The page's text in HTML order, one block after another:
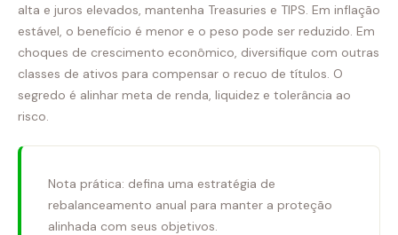
alta e juros elevados, mantenha Treasuries e TIPS. Em inflação
estável, o benefício é menor e o peso pode ser reduzido. Em
choques de crescimento econômico, diversifique com outras
classes de ativos para compensar o recuo de títulos. O
segredo é alinhar meta de renda, liquidez e tolerância ao
risco.
Nota prática: defina uma estratégia de
rebalanceamento anual para manter a proteção
alinhada com seus objetivos.